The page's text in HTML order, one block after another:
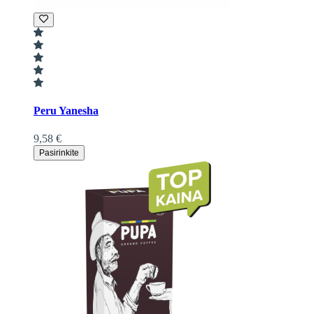
Peru Yanesha
9,58 €
Pasirinkite